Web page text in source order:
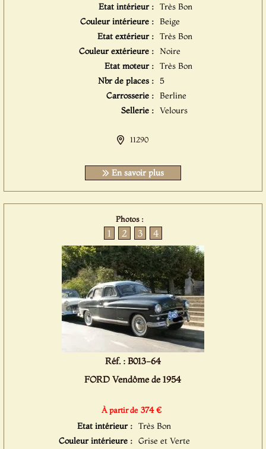
Etat intérieur : Très Bon
Couleur intérieure : Beige
Etat extérieur : Très Bon
Couleur extérieure : Noire
Etat moteur : Très Bon
Nbr de places : 5
Carrosserie : Berline
Sellerie : Velours
11290
En savoir plus
Photos :
1 2 3 4
Réf. : B013-64
FORD Vendôme de 1954
À partir de 374 €
Etat intérieur : Très Bon
Couleur intérieure : Grise et Verte